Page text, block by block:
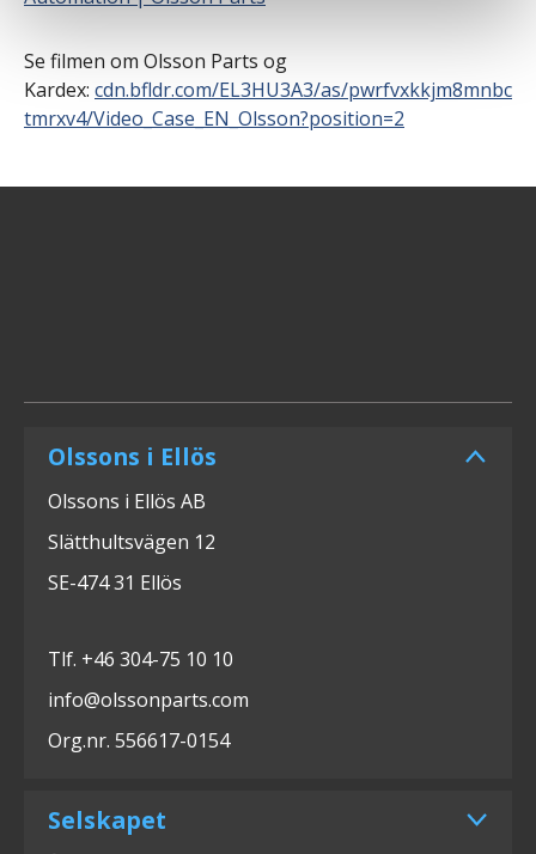
Se filmen om Olsson Parts og
Kardex: cdn.bfldr.com/EL3HU3A3/as/pwrfvxkkjm8mnbc
tmrxv4/Video_Case_EN_Olsson?position=2
Olssons i Ellös
Olssons i Ellös AB
Slätthultsvägen 12
SE-474 31 Ellös
Tlf. +46 304-75 10 10
info@olssonparts.com
Org.nr. 556617-0154
Selskapet